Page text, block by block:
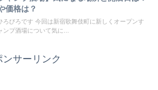
価格は？
ろびろです 今回は新宿歌舞伎町に新しくオープンす
ンプ酒場について気に...
ンサーリンク